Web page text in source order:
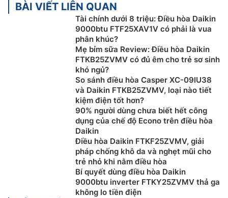
BÀI VIẾT LIÊN QUAN
Tài chính dưới 8 triệu: Điều hòa Daikin
9000btu FTF25XAV1V có phải là vua
phân khúc?
Mẹ bỉm sữa Review: Điều hòa Daikin
FTKB25ZVMV có đủ êm cho trẻ sơ sinh
khó ngủ?
So sánh điều hòa Casper XC-09IU38
và Daikin FTKB25ZVMV, loại nào tiết
kiệm điện tốt hơn?
90% người dùng chưa biết hết công
dụng của chế độ Econo trên điều hòa
Daikin
Điều hòa Daikin FTKF25ZVMV, giải
pháp chống khô da và nghẹt mũi cho
trẻ nhỏ khi nằm điều hòa
Bí quyết dùng điều hòa Daikin
9000btu inverter FTKY25ZVMV thả ga
không lo tiền điện